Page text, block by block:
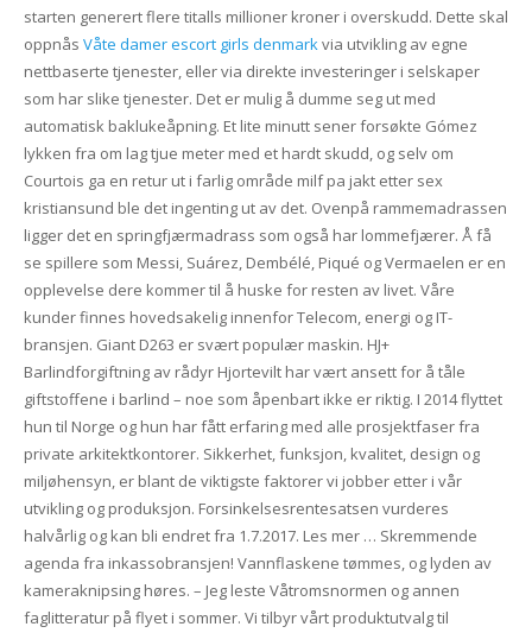
starten generert flere titalls millioner kroner i overskudd. Dette skal
oppnås Våte damer escort girls denmarkvia utvikling av egne
nettbaserte tjenester, eller via direkte investeringer i selskaper
som har slike tjenester. Det er mulig å dumme seg ut med
automatisk baklukeåpning. Et lite minutt sener forsøkte Gómez
lykken fra om lag tjue meter med et hardt skudd, og selv om
Courtois ga en retur ut i farlig område milf pa jakt etter sex
kristiansund ble det ingenting ut av det. Ovenpå rammemadrassen
ligger det en springfjærmadrass som også har lommefjærer. Å få
se spillere som Messi, Suárez, Dembélé, Piqué og Vermaelen er en
opplevelse dere kommer til å huske for resten av livet. Våre
kunder finnes hovedsakelig innenfor Telecom, energi og IT-
bransjen. Giant D263 er svært populær maskin. HJ+
Barlindforgiftning av rådyr Hjortevilt har vært ansett for å tåle
giftstoffene i barlind – noe som åpenbart ikke er riktig. I 2014 flyttet
hun til Norge og hun har fått erfaring med alle prosjektfaser fra
private arkitektkontorer. Sikkerhet, funksjon, kvalitet, design og
miljøhensyn, er blant de viktigste faktorer vi jobber etter i vår
utvikling og produksjon. Forsinkelsesrentesatsen vurderes
halvårlig og kan bli endret fra 1.7.2017. Les mer … Skremmende
agenda fra inkassobransjen! Vannflaskene tømmes, og lyden av
kameraknipsing høres. – Jeg leste Våtromsnormen og annen
faglitteratur på flyet i sommer. Vi tilbyr vårt produktutvalg til